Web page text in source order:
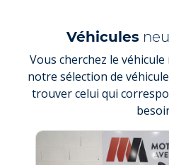
Véhicules
Vous cherchez le
notre sélection de
trouver celui qui